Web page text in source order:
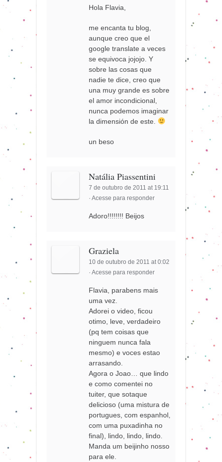
Hola Flavia,
me encanta tu blog,
aunque creo que el
google translate a veces
se equivoca jojojo. Y
sobre las cosas que
nadie te dice, creo que
una muy grande es sobre
el amor incondicional,
nunca podemos imaginar
la dimensión de este.
un beso
Natália Piassentini
7 de outubro de 2011 at 19:11
·Acesse para responder
Adoro!!!!!!!! Beijos
Graziela
10 de outubro de 2011 at 0:02
·Acesse para responder
Flavia, parabens mais
uma vez.
Adorei o video, ficou
otimo, leve, verdadeiro
(pq tem coisas que
ninguem nunca fala
mesmo) e voces estao
arrasando.
Agora o Joao… que lindo
e como comentei no
tuiter, que sotaque
delicioso (uma mistura de
portugues, com espanhol,
com uma puxadinha no
final), lindo, lindo, lindo.
Manda um beijinho nosso
para ele.